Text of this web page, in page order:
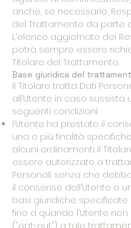
anche, se necessario,
del Trattamento da parte
L’elenco aggiornato dei
potrà sempre essere
Titolare del Trattamento.
Base giuridica del
Il Titolare tratta Dati
all’Utente in caso sussista
seguenti condizioni:
l’Utente ha prestato il
una o più finalità
alcuni ordinamenti il
essere autorizzato a
Personali senza che
il consenso dell’Utente o
basi giuridiche specificate
fino a quando l’Utente
(“opt-out”) a tale